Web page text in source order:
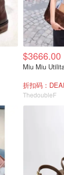
$3666.00
Miu Miu
折扣码：
ThedoubleF